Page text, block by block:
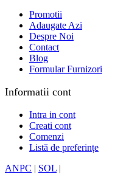
Promotii
Adaugate Azi
Despre Noi
Contact
Blog
Formular Furnizori
Informatii cont
Intra in cont
Creati cont
Comenzi
Listă de preferințe
ANPC | SOL |